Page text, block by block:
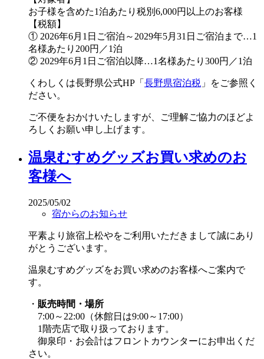
お子様を含めた1泊あたり税別6,000円以上のお客様
【税額】
① 2026年6月1日ご宿泊～2029年5月31日ご宿泊まで…1
名様あたり200円／1泊
② 2029年6月1日ご宿泊以降…1名様あたり300円／1泊
くわしくは長野県公式HP「 長野県宿泊税 」をご参照く
ださい。
ご不便をおかけいたしますが、ご理解ご協力のほどよ
ろしくお願い申し上げます。
温泉むすめグッズお買い求めのお
客様へ
2025/05/02
宿からのお知らせ
平素より旅宿上松やをご利用いただきまして誠にあり
がとうございます。
温泉むすめグッズをお買い求めのお客様へご案内で
す。
・ 販売時間・場所
7:00～22:00（休館日は9:00～17:00）
1階売店で取り扱っております。
御泉印・お会計はフロントカウンターにお申出くだ
さい。